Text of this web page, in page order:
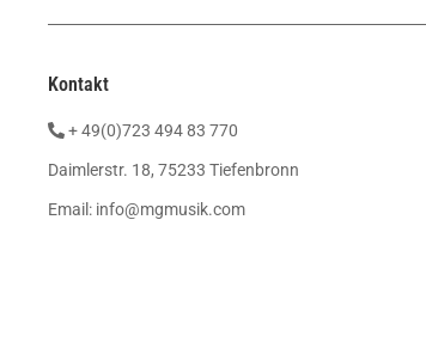
Kontakt
+ 49(0)723 494 83 770
Daimlerstr. 18, 75233 Tiefenbronn
Email: info@mgmusik.com